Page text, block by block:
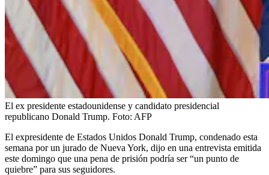
El ex presidente estadounidense y candidato presidencial
republicano Donald Trump. Foto: AFP
El expresidente de Estados Unidos Donald Trump, condenado esta
semana por un jurado de Nueva York, dijo en una entrevista emitida
este domingo que una pena de prisión podría ser “un punto de
quiebre” para sus seguidores.